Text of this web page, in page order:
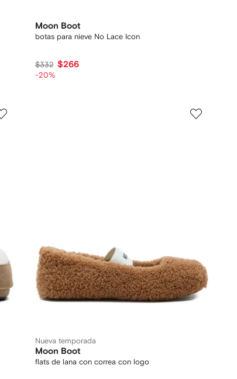
Moon Boot
botas para nieve No Lace Icon
$332 $266
-20%
Nueva temporada
Moon Boot
flats de lana con correa con logo